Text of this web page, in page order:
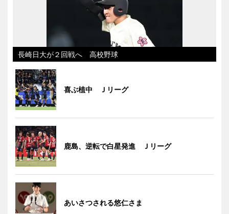
長崎日大が２回戦へ 高校野球
喜ぶ植中 Ｊリーグ
鹿島、逆転で白星発進 Ｊリーグ
あいさつされる悠仁さま